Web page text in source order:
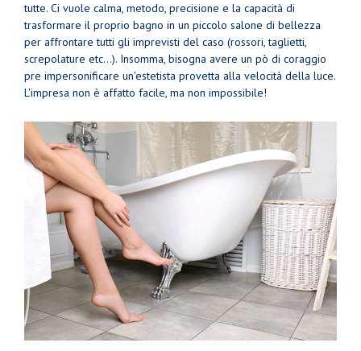
tutte. Ci vuole calma, metodo, precisione e la capacità di
trasformare il proprio bagno in un piccolo salone di bellezza
per affrontare tutti gli imprevisti del caso (rossori, taglietti,
screpolature etc...). Insomma, bisogna avere un pò di coraggio
pre impersonificare un'estetista provetta alla velocità della luce.
L'impresa non è affatto facile, ma non impossibile!